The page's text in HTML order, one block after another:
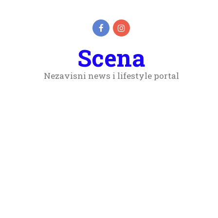
Scena
Nezavisni news i lifestyle portal